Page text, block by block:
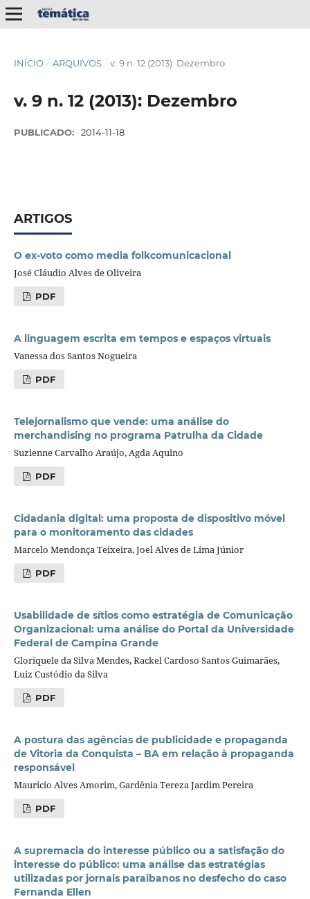
INÍCIO / ARQUIVOS / v. 9 n. 12 (2013): Dezembro
v. 9 n. 12 (2013): Dezembro
PUBLICADO: 2014-11-18
ARTIGOS
O ex-voto como media folkcomunicacional
José Cláudio Alves de Oliveira
PDF
A linguagem escrita em tempos e espaços virtuais
Vanessa dos Santos Nogueira
PDF
Telejornalismo que vende: uma análise do
merchandising no programa Patrulha da Cidade
Suzienne Carvalho Araújo, Agda Aquino
PDF
Cidadania digital: uma proposta de dispositivo móvel
para o monitoramento das cidades
Marcelo Mendonça Teixeira, Joel Alves de Lima Júnior
PDF
Usabilidade de sítios como estratégia de Comunicação
Organizacional: uma análise do Portal da Universidade
Federal de Campina Grande
Gloriquele da Silva Mendes, Rackel Cardoso Santos Guimarães,
Luiz Custódio da Silva
PDF
A postura das agências de publicidade e propaganda
de Vitoria da Conquista – BA em relação à propaganda
responsável
Mauricio Alves Amorim, Gardênia Tereza Jardim Pereira
PDF
A supremacia do interesse público ou a satisfação do
interesse do público: uma análise das estratégias
utilizadas por jornais paraibanos no desfecho do caso
Fernanda Ellen